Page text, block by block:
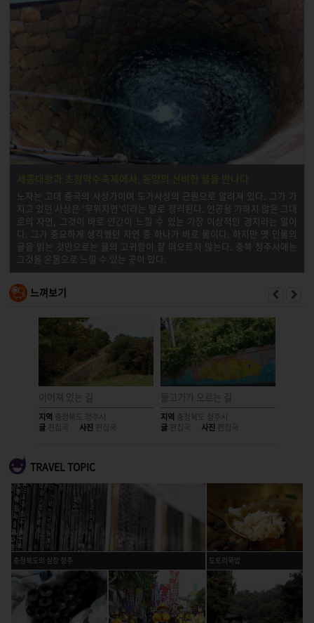
세종대왕과 초정약수축제에서, 동양의 신비한 물을 만나다
노자는 고대 중국의 사상가이며 도가사상의 근원으로 알려져 있다. 그가 가
지고 있던 사상은 ‘무위자연’이라는 말로 정리된다. 인공을 가하지 않은 그대
로의 자연, 그것이 바로 인간이 느낄 수 있는 가장 이상적인 경지라는 말이
다. 그가 중요하게 생각했던 자연 중 하나가 바로 물이다. 하지만 옛 인물의
글을 읽는 것만으로는 물의 고귀함이 잘 떠오르지 않는다. 충북 청주시에는
그것을 온몸으로 느낄 수 있는 곳이 있다.
느껴보기
이어져 있는 길
지역 충청북도 청주시
글 편집국 사진 편집국
물고기가 오르는 길
지역 충청북도 청주시
글 편집국 사진 편집국
TRAVEL TOPIC
충청북도의 심장 청주 도토리묵밥